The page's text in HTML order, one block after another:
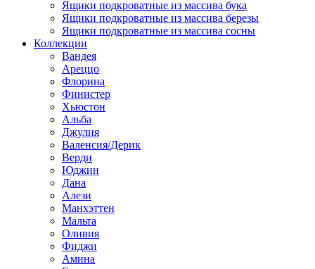
Ящики подкроватные из массива бука
Ящики подкроватные из массива березы
Ящики подкроватные из массива сосны
Коллекции
Вандея
Ареццо
Флорина
Финистер
Хьюстон
Альба
Джулия
Валенсия/Дерик
Верди
Юджин
Дана
Алези
Манхэттен
Мальта
Оливия
Фиджи
Амина